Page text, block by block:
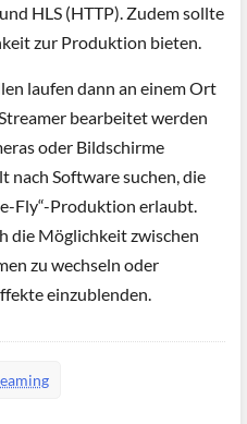
HLS (HTTP). Zudem sollte
zur Produktion bieten.
laufen dann an einem Ort
bearbeitet werden
oder Bildschirme
nach Software suchen, die
Fly“-Produktion erlaubt.
die Möglichkeit zwischen
zu wechseln oder
einzublenden.